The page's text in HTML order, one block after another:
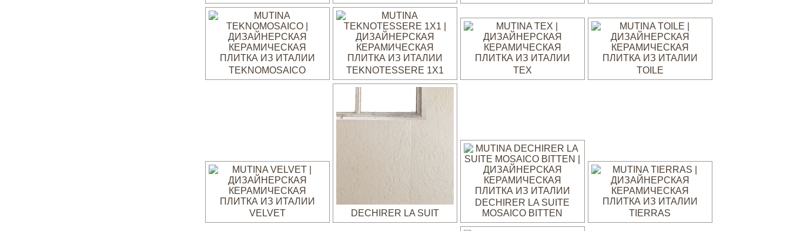
TEKNOMOSAICO TEKNOTESSERE 1X1 TEX TOILE
VELVET DECHIRER LA SUIT
DECHIRER LA SUITE
MOSAICO BITTEN
TIERRAS